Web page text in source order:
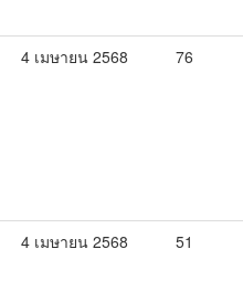
4 เมษายน 2568 76
4 เมษายน 2568 51